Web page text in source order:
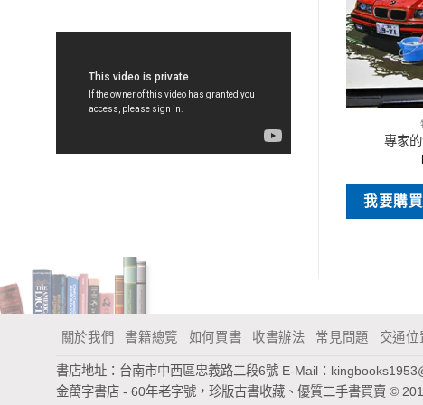
專家
我要購買
獻給阿爾吉儂的花束
關於我們 書籍總覽 如何買書 收書辦法 常見問題 交通位
書店地址：台南市中西區忠義路二段6號 E-Mail：
金萬字書店 - 60年老字號，珍版古書收藏、優質二手書買賣 ©